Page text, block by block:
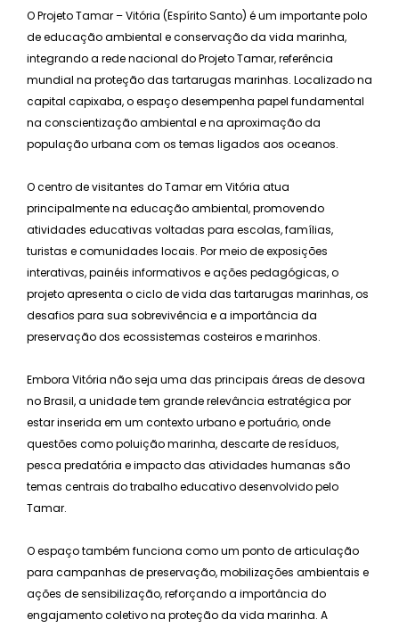
O Projeto Tamar – Vitória (Espírito Santo) é um importante polo
de educação ambiental e conservação da vida marinha,
integrando a rede nacional do Projeto Tamar, referência
mundial na proteção das tartarugas marinhas. Localizado na
capital capixaba, o espaço desempenha papel fundamental
na conscientização ambiental e na aproximação da
população urbana com os temas ligados aos oceanos.
O centro de visitantes do Tamar em Vitória atua
principalmente na educação ambiental, promovendo
atividades educativas voltadas para escolas, famílias,
turistas e comunidades locais. Por meio de exposições
interativas, painéis informativos e ações pedagógicas, o
projeto apresenta o ciclo de vida das tartarugas marinhas, os
desafios para sua sobrevivência e a importância da
preservação dos ecossistemas costeiros e marinhos.
Embora Vitória não seja uma das principais áreas de desova
no Brasil, a unidade tem grande relevância estratégica por
estar inserida em um contexto urbano e portuário, onde
questões como poluição marinha, descarte de resíduos,
pesca predatória e impacto das atividades humanas são
temas centrais do trabalho educativo desenvolvido pelo
Tamar.
O espaço também funciona como um ponto de articulação
para campanhas de preservação, mobilizações ambientais e
ações de sensibilização, reforçando a importância do
engajamento coletivo na proteção da vida marinha. A